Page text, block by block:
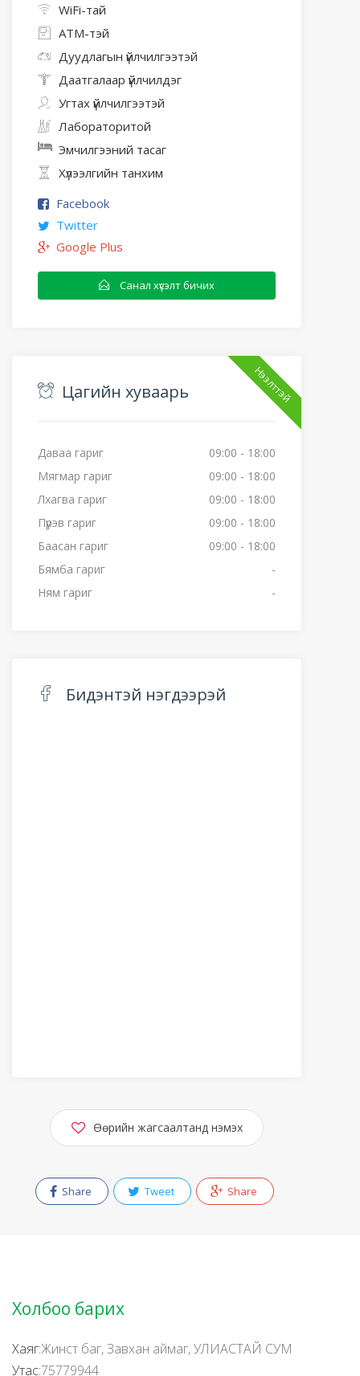
WiFi-тай
АТМ-тэй
Дуудлагын үйлчилгээтэй
Даатгалаар үйлчилдэг
Угтах үйлчилгээтэй
Лабораторитой
Эмчилгээний тасаг
Хүлээлгийн танхим
Facebook
Twitter
Google Plus
Санал хүсэлт бичих
Нээлттэй
Цагийн хуваарь
Даваа гариг
09:00 - 18:00
Мягмар гариг
09:00 - 18:00
Лхагва гариг
09:00 - 18:00
Пүрэв гариг
09:00 - 18:00
Баасан гариг
09:00 - 18:00
Бямба гариг
-
Ням гариг
-
Бидэнтэй нэгдээрэй
Өөрийн жагсаалтанд нэмэх
Share Tweet Share
Холбоо барих
Хаяг:Жинст баг, Завхан аймаг, УЛИАСТАЙ СУМ
Утас:75779944